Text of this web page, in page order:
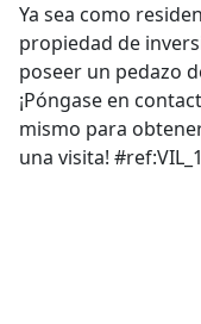
Ya sea como
propiedad de
poseer un pedazo
¡Póngase en
mismo para
una visita!